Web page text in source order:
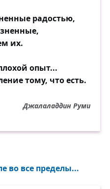
радостью,
их.
опыт...
тому, что есть.
Джалаладдин Руми
во все пределы...